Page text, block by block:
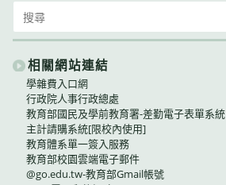
for:
相關網站連結
學雜費入口網
行政院人事行政總處
教育部國民及學前教育署-差勤電子表單系統
主計請購系統[限校內使用]
教育體系單一簽入服務
教育部校園雲端電子郵件
@go.edu.tw-教育部Gmail帳號